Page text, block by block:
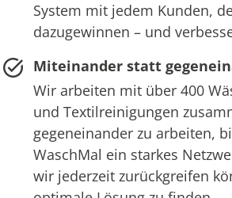
System mit jedem Kunden,
dazugewinnen – und
Miteinander statt
Wir arbeiten mit über 400
und Textilreinigungen
gegeneinander zu arbeiten,
WaschMal ein starkes
wir jederzeit zurückgreifen